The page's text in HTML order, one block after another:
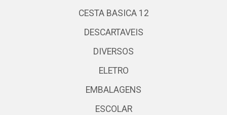
CESTA BASICA 12
DESCARTAVEIS
DIVERSOS
ELETRO
EMBALAGENS
ESCOLAR